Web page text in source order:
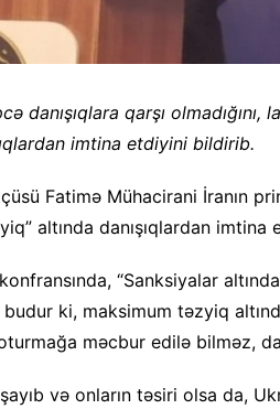
danışıqlara qarşı
imtina etdiyini bildirib.
Fatimə Mühacirani İranın
altında danışıqlardan imtina
“Sanksiyalar
ki, maksimum təzyiq
məcbur edilə bilməz,
və onların təsiri olsa da,